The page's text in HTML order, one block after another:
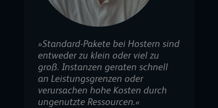
»Standard-Pakete bei Hostern sind
entweder zu klein oder viel zu
groß. Instanzen geraten schnell
an Leistungsgrenzen oder
verursachen hohe Kosten durch
ungenutzte Ressourcen.«